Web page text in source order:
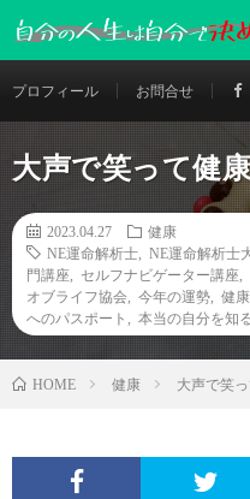
プロフィール お問合せ
大声で笑って健
2023.04.27
健康
NE運命解析士
NE運命解析士
門講座
セルフナビゲーター講座
オブライフ協会
今年の運勢 健康
へのパスポート
本当の自分を知
HOME 健康 大声で笑